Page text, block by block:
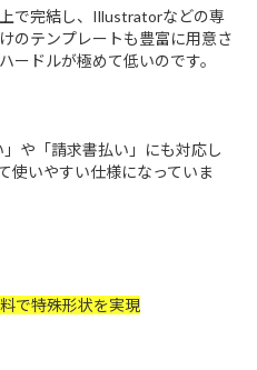
で完結し、Illustratorなどの専
のテンプレートも豊富に用意さ
ードルが極めて低いのです。
や「請求書払い」にも対応し
使いやすい仕様になっていま
で特殊形状を実現